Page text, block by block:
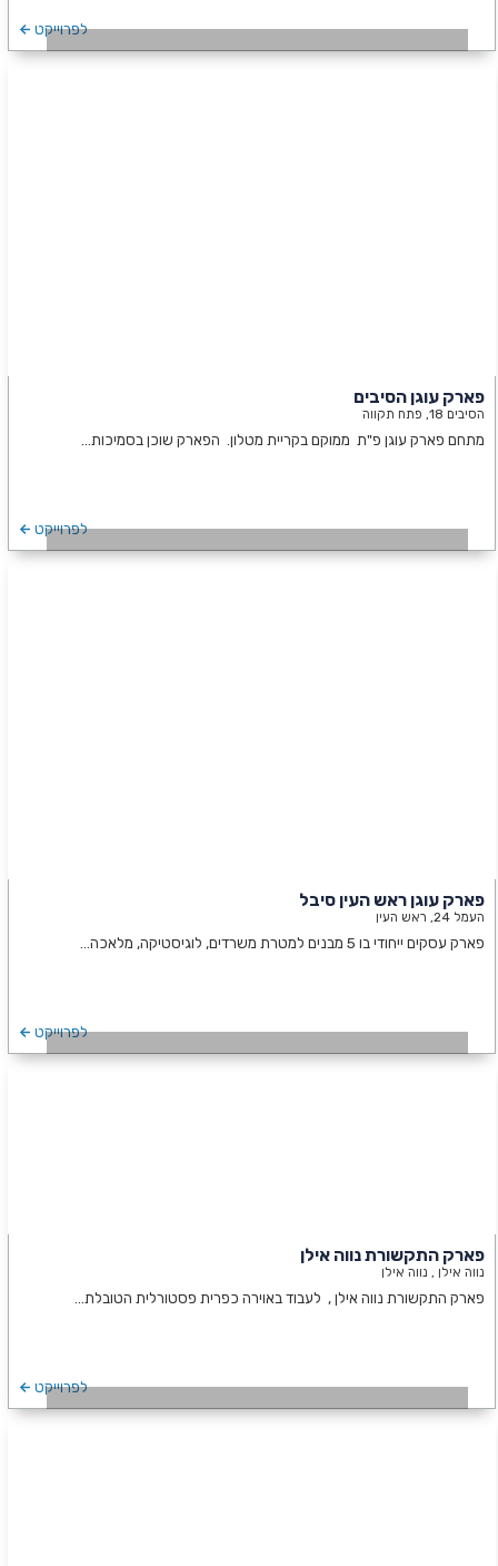
לפרוייקט
פארק עוגן הסיבים
הסיבים 18, פתח תקווה
מתחם פארק עוגן פ"ת ממוקם בקריית מטלון. הפארק שוכן בסמיכות…
לפרוייקט
פארק עוגן ראש העין סיבל
העמל 24, ראש העין
פארק עסקים ייחודי בו 5 מבנים למטרת משרדים, לוגיסטיקה, מלאכה…
לפרוייקט
פארק התקשורת נווה אילן
נווה אילן , נווה אילן
פארק התקשורת נווה אילן , לעבוד באוירה כפרית פסטורלית הטובלת…
לפרוייקט